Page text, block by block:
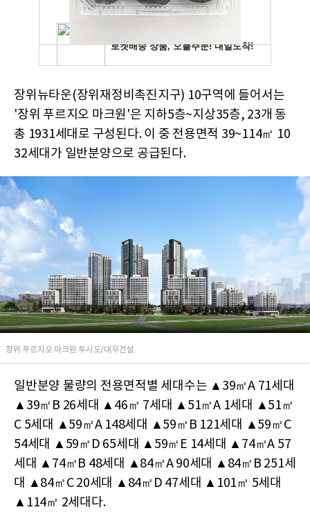
장위뉴타운(장위재정비촉진지구) 10구역에 들어서는
'장위 푸르지오 마크원'은 지하5층~지상35층, 23개 동
총 1931세대로 구성된다. 이 중 전용면적 39~114㎡ 10
32세대가 일반분양으로 공급된다.
장위 푸르지오 마크원 투시도/대우건설
일반분양 물량의 전용면적별 세대수는 ▲39㎡A 71세대
▲39㎡B 26세대 ▲46㎡ 7세대 ▲51㎡A 1세대 ▲51㎡
C 5세대 ▲59㎡A 148세대 ▲59㎡B 121세대 ▲59㎡C
54세대 ▲59㎡D 65세대 ▲59㎡E 14세대 ▲74㎡A 57
세대 ▲74㎡B 48세대 ▲84㎡A 90세대 ▲84㎡B 251세
대 ▲84㎡C 20세대 ▲84㎡D 47세대 ▲101㎡ 5세대
▲114㎡ 2세대다.